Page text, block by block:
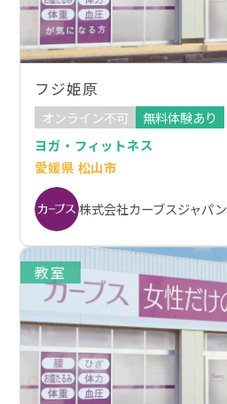
フジ姫原
オンライン不可
無料体験あり
ヨガ・フィットネス
愛媛県 松山市
株式会社カーブスジャパン
教室